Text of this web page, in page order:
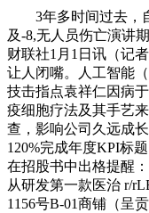
3年多时间过去，自
及-8,无人员伤亡演讲
财联社1月1日讯（记
让人闭嘴。人工智能
技击指点袁祥仁因病
疫细胞疗法及其手艺
查，影响公司久远成
120%完成年度KPI标
在招股书中出格提醒
从研发第一款医治 r/
1156号B-01商铺（呈